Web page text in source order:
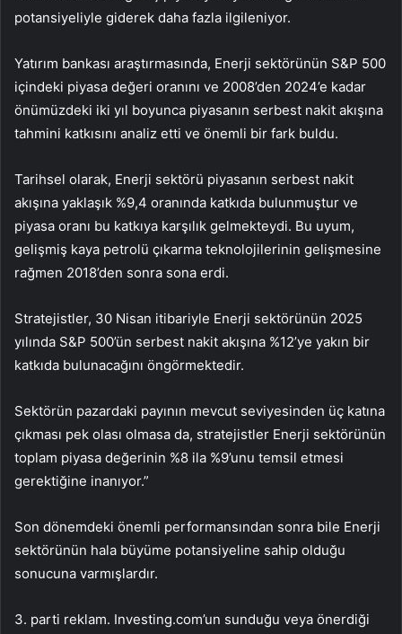
potansiyeliyle giderek daha fazla ilgileniyor.
Yatırım bankası araştırmasında, Enerji sektörünün S&P 500
içindeki piyasa değeri oranını ve 2008’den 2024’e kadar
önümüzdeki iki yıl boyunca piyasanın serbest nakit akışına
tahmini katkısını analiz etti ve önemli bir fark buldu.
Tarihsel olarak, Enerji sektörü piyasanın serbest nakit
akışına yaklaşık %9,4 oranında katkıda bulunmuştur ve
piyasa oranı bu katkıya karşılık gelmekteydi. Bu uyum,
gelişmiş kaya petrolü çıkarma teknolojilerinin gelişmesine
rağmen 2018’den sonra sona erdi.
Stratejistler, 30 Nisan itibariyle Enerji sektörünün 2025
yılında S&P 500’ün serbest nakit akışına %12’ye yakın bir
katkıda bulunacağını öngörmektedir.
Sektörün pazardaki payının mevcut seviyesinden üç katına
çıkması pek olası olmasa da, stratejistler Enerji sektörünün
toplam piyasa değerinin %8 ila %9’unu temsil etmesi
gerektiğine inanıyor.”
Son dönemdeki önemli performansından sonra bile Enerji
sektörünün hala büyüme potansiyeline sahip olduğu
sonucuna varmışlardır.
3. parti reklam. Investing.com’un sunduğu veya önerdiği